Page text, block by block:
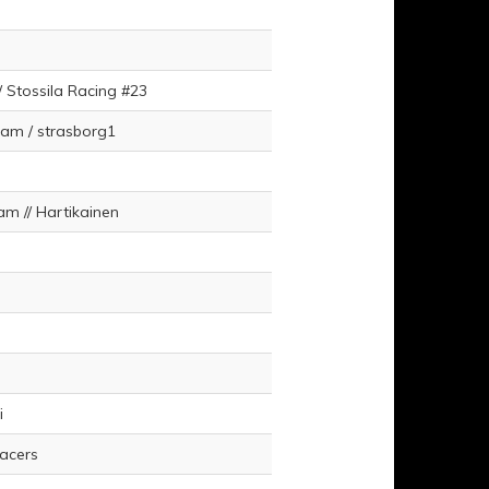
Stossila Racing #23
/ strasborg1
// Hartikainen